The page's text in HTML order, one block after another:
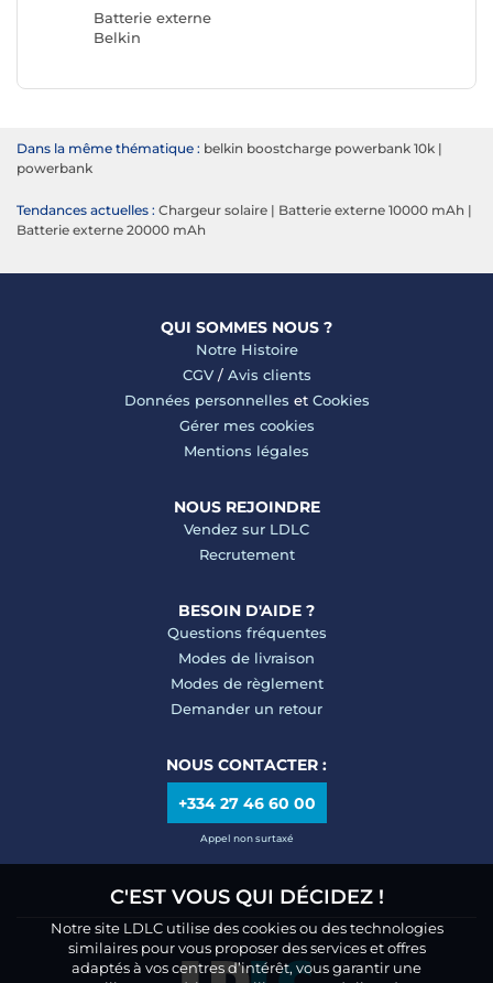
Batterie externe
Belkin
Dans la même thématique : belkin boostcharge powerbank 10k |
powerbank
Tendances actuelles : Chargeur solaire | Batterie externe 10000 mAh |
Batterie externe 20000 mAh
QUI SOMMES NOUS ?
Notre Histoire
CGV/ Avis clients
Données personnelles et Cookies
Gérer mes cookies
Mentions légales
NOUS REJOINDRE
Vendez sur LDLC
Recrutement
BESOIN D'AIDE ?
Questions fréquentes
Modes de livraison
Modes de règlement
Demander un retour
NOUS CONTACTER :
+334 27 46 60 00
Appel non surtaxé
C'EST VOUS QUI DÉCIDEZ !
Notre site LDLC utilise des cookies ou des technologies
similaires pour vous proposer des services et offres
adaptés à vos centres d’intérêt, vous garantir une